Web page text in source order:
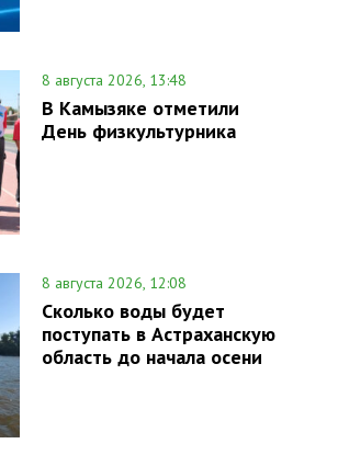
8 августа 2026, 13:48
В Камызяке отметили
День физкультурника
8 августа 2026, 12:08
Сколько воды будет
поступать в Астраханскую
область до начала осени